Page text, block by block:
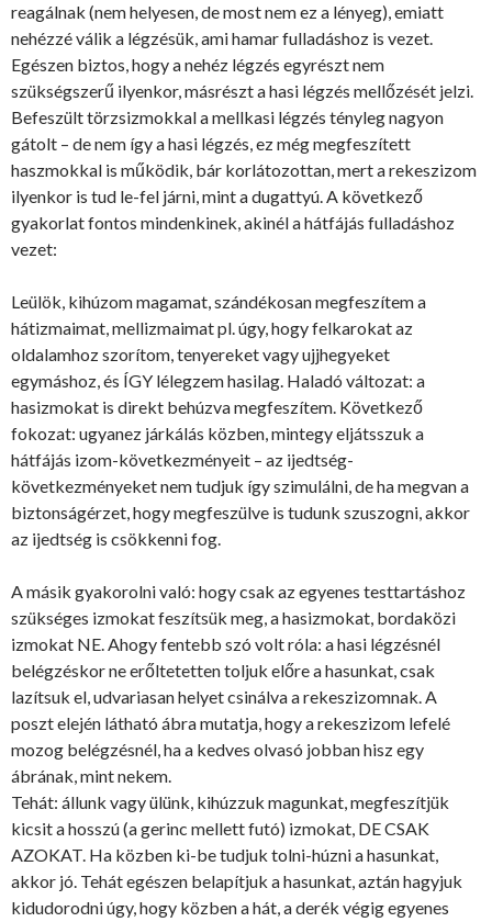
reagálnak (nem helyesen, de most nem ez a lényeg), emiatt
nehézzé válik a légzésük, ami hamar fulladáshoz is vezet.
Egészen biztos, hogy a nehéz légzés egyrészt nem
szükségszerű ilyenkor, másrészt a hasi légzés mellőzését jelzi.
Befeszült törzsizmokkal a mellkasi légzés tényleg nagyon
gátolt – de nem így a hasi légzés, ez még megfeszített
haszmokkal is működik, bár korlátozottan, mert a rekeszizom
ilyenkor is tud le-fel járni, mint a dugattyú. A következő
gyakorlat fontos mindenkinek, akinél a hátfájás fulladáshoz
vezet:
Leülök, kihúzom magamat, szándékosan megfeszítem a
hátizmaimat, mellizmaimat pl. úgy, hogy felkarokat az
oldalamhoz szorítom, tenyereket vagy ujjhegyeket
egymáshoz, és ÍGY lélegzem hasilag. Haladó változat: a
hasizmokat is direkt behúzva megfeszítem. Következő
fokozat: ugyanez járkálás közben, mintegy eljátsszuk a
hátfájás izom-következményeit – az ijedtség-
következményeket nem tudjuk így szimulálni, de ha megvan a
biztonságérzet, hogy megfeszülve is tudunk szuszogni, akkor
az ijedtség is csökkenni fog.
A másik gyakorolni való: hogy csak az egyenes testtartáshoz
szükséges izmokat feszítsük meg, a hasizmokat, bordaközi
izmokat NE. Ahogy fentebb szó volt róla: a hasi légzésnél
belégzéskor ne erőltetetten toljuk előre a hasunkat, csak
lazítsuk el, udvariasan helyet csinálva a rekeszizomnak. A
poszt elején látható ábra mutatja, hogy a rekeszizom lefelé
mozog belégzésnél, ha a kedves olvasó jobban hisz egy
ábrának, mint nekem.
Tehát: állunk vagy ülünk, kihúzzuk magunkat, megfeszítjük
kicsit a hosszú (a gerinc mellett futó) izmokat, DE CSAK
AZOKAT. Ha közben ki-be tudjuk tolni-húzni a hasunkat,
akkor jó. Tehát egészen belapítjuk a hasunkat, aztán hagyjuk
kidudorodni úgy, hogy közben a hát, a derék végig egyenes